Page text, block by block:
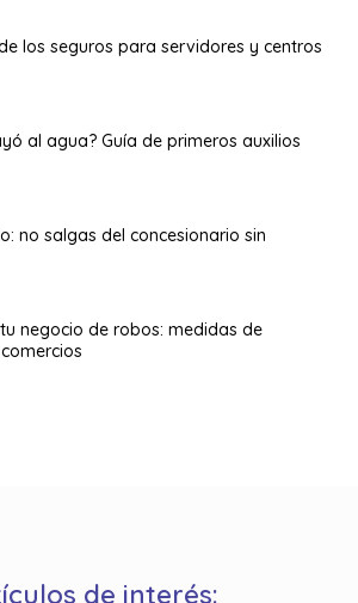
los seguros para servidores y centros
al agua? Guía de primeros auxilios
no salgas del concesionario sin
negocio de robos: medidas de
de interés: